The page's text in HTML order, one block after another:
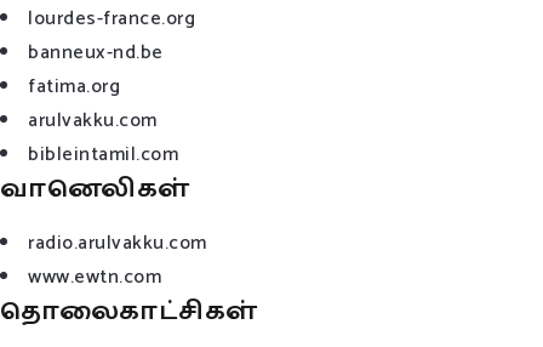
lourdes-france.org
banneux-nd.be
fatima.org
arulvakku.com
bibleintamil.com
வானெலிகள்
radio.arulvakku.com
www.ewtn.com
தொலைகாட்சிகள்